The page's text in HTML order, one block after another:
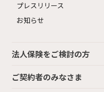
プレスリリース
お知らせ
法人保険をご検討の方
ご契約者のみなさま